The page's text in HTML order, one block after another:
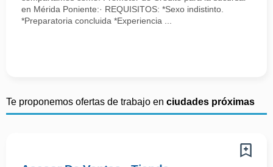
en Mérida Poniente:· REQUISITOS: *Sexo indistinto.
*Preparatoria concluida *Experiencia ...
Te proponemos ofertas de trabajo en ciudades próximas